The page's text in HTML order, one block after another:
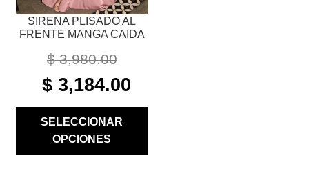
SIRENA PLISADO AL
FRENTE MANGA CAIDA
$3,980.00
ORIGINAL
PRICE
$3,184.00CURRENT
SELECCIONAR
OPCIONES
PÁGINA
DE